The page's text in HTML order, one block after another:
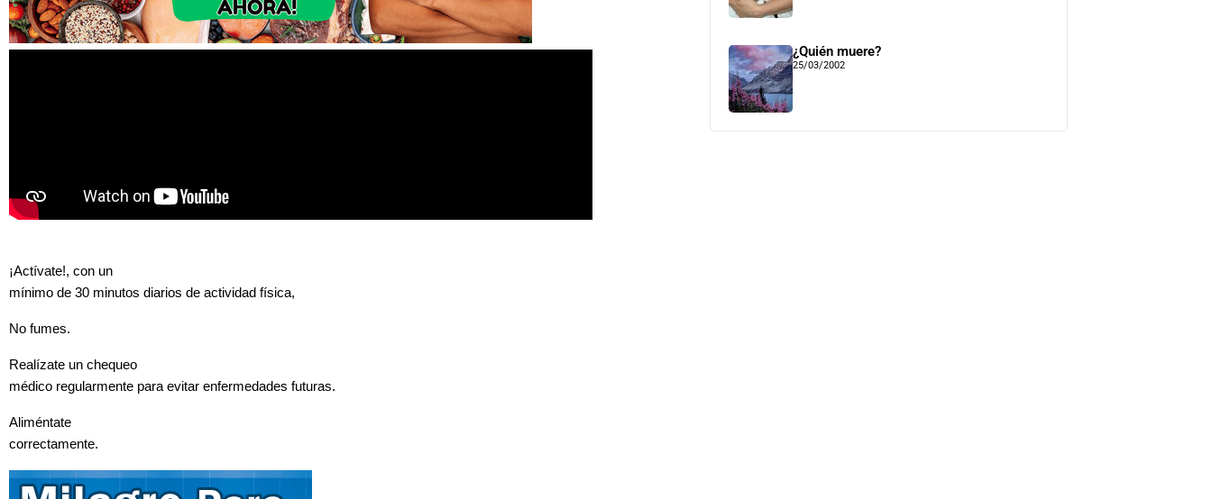
¡Actívate!, con un
mínimo de 30 minutos diarios de actividad física,
No fumes.
Realízate un chequeo
médico regularmente para evitar enfermedades futuras.
Aliméntate
correctamente.
¿Quién muere?
25/03/2002